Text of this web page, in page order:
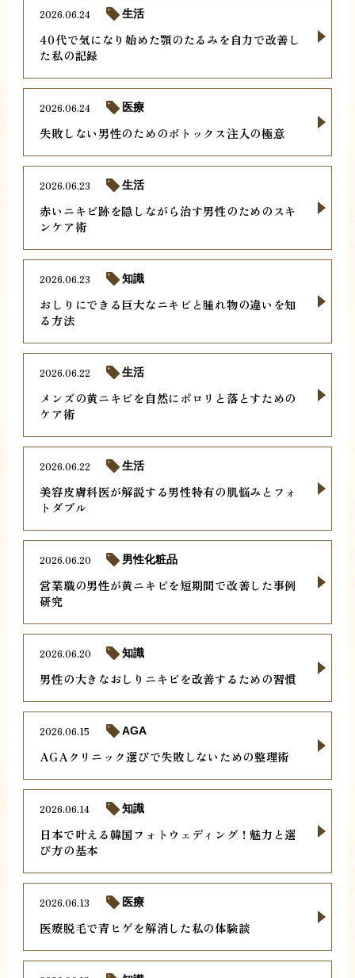
40代で気になり始めた顎のたるみを自力で改善し
た私の記録
2026.06.24 生活
失敗しない男性のためのボトックス注入の極意
2026.06.24 医療
赤いニキビ跡を隠しながら治す男性のためのスキ
ンケア術
2026.06.23 生活
おしりにできる巨大なニキビと腫れ物の違いを知
る方法
2026.06.23 知識
メンズの黄ニキビを自然にポロリと落とすための
ケア術
2026.06.22 生活
美容皮膚科医が解説する男性特有の肌悩みとフォ
トダブル
2026.06.22 生活
営業職の男性が黄ニキビを短期間で改善した事例
研究
2026.06.20 男性化粧品
男性の大きなおしりニキビを改善するための習慣
2026.06.20 知識
AGAクリニック選びで失敗しないための整理術
2026.06.15 AGA
日本で叶える韓国フォトウェディング！魅力と選
び方の基本
2026.06.14 知識
医療脱毛で青ヒゲを解消した私の体験談
2026.06.13 医療